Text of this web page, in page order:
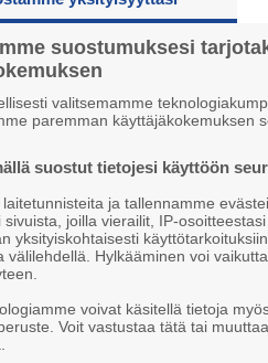
16.6.
suostumuksesi
valitsemamme
paremman käyttäjäkokemuksen
suostut tietojesi käyttöön
ja tallennamme
sivuista, joilla vierailit, IP-
yksityiskohtaisesti
välilehdellä. Hylkääminen voi
voivat käsitellä tietoja
Voit vastustaa tätä tai